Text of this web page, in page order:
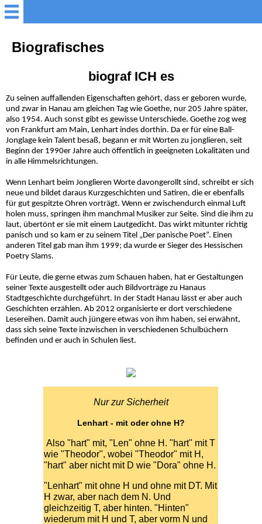
Startseite
Termine
Biografisches
Bücher
Warten auf Queneau
Der alte Hanauer
Leslie Link Biografie
CDs
Social Media
Biografisches
biograf ICH es
Zu seinen auffallenden Eigenschaften gehört, dass er geboren wurde,
und zwar in Hanau am gleichen Tag wie Goethe, nur 205 Jahre später,
also 1954. Auch sonst gibt es gewisse Unterschiede. Goethe zog weg
von Frankfurt am Main, Lenhart indes dorthin. Da er für eine Ball-
Jonglage kein Talent besaß, begann er mit Worten zu jonglieren, seit
Beginn der 1990er Jahre auch öffentlich in geeigneten Lokalitäten und
in alle Himmelsrichtungen.
Wenn Lenhart beim Jonglieren Worte davongerollt sind, schreibt er sich
neue und bildet daraus Kurzgeschichten und Satiren, die er ebenfalls
für gut gespitzte Ohren vorträgt. Wenn er zwischendurch einmal Luft
holen muss, springen ihm manchmal Musiker zur Seite. Sind die ihm zu
laut, übertönt er sie mit einem Lautgedicht. Das wirkt mitunter richtig
panisch und so kam er zu seinem Titel „Der panische Poet“. Einen
anderen Titel gab man ihm 1999; da wurde er Sieger des Hessischen
Poetry Slams.
Für Leute, die gerne etwas zum Schauen haben, hat er Gestaltungen
seiner Texte ausgestellt oder auch Bildvorträge zu Hanaus
Stadtgeschichte durchgeführt. In der Stadt Hanau lässt er aber auch
Geschichten erzählen. Ab 2012 organisierte er dort verschiedene
Lesereihen. Damit auch jüngere etwas von ihm haben, sei erwähnt,
dass sich seine Texte inzwischen in verschiedenen Schulbüchern
befinden und er auch in Schulen liest.
Nur zur Sicherheit
Lenhart - mit oder ohne H?
Also "hart" mit, "Len" ohne H. "hart" mit T
wie "Theodor", wobei "Theodor" mit H,
"hart" aber nicht mit D wie "Dora" ohne H.
"Lenhart" mit ohne H und ohne mit DT. Mit
H zwar, aber nach dem N. Und
gleichzeitig T, aber hinten. "Hinten"
wiederum mit H und T, aber vorm N und